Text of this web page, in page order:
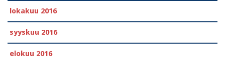
lokakuu 2016
syyskuu 2016
elokuu 2016